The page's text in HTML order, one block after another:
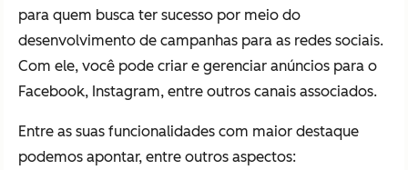
para quem busca ter sucesso por meio do
desenvolvimento de campanhas para as redes sociais.
Com ele, você pode criar e gerenciar anúncios para o
Facebook, Instagram, entre outros canais associados.
Entre as suas funcionalidades com maior destaque
podemos apontar, entre outros aspectos: